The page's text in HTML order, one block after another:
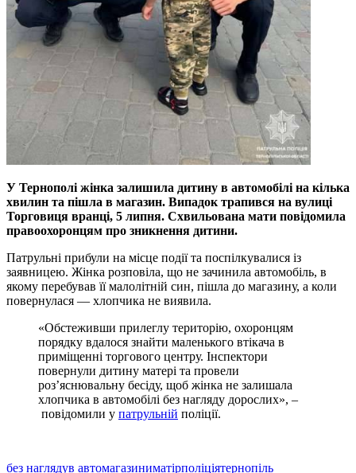
У Тернополi жiнка залишила дитину в автомобiлi на кiлька
хвилин та пiшла в магазин. Випадок трапився на вулицi
Торговиця вранцi, 5 липня. Схвильована мати повiдомила
правоохоронцям про зникнення дитини.
Патрульнi прибули на мiсце подiї та поспiлкувалися iз
заявницею. Жiнка розповiла, що не зачинила автомобiль, в
якому перебував її малолiтнiй син, пiшла до магазину, а коли
повернулася — хлопчика не виявила.
«Обстеживши прилеглу територiю, охоронцям
порядку вдалося знайти маленького втiкача в
примiщеннi торгового центру. Iнспектори
повернули дитину матерi та провели
розʼяснювальну бесiду, щоб жiнка не залишала
хлопчика в автомобiлi без нагляду дорослих», –
повiдомили у патрульнiй полiцiї.
без наглядув автомагазиниматірполіціятернопіль